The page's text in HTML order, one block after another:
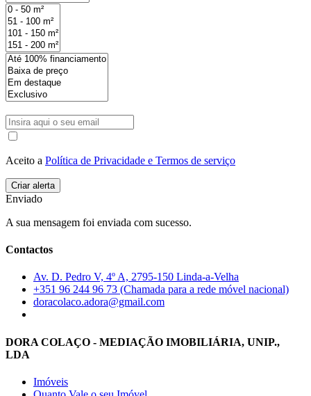
Aceito a Política de Privacidade e Termos de serviço
Enviado
A sua mensagem foi enviada com sucesso.
Contactos
Av. D. Pedro V, 4º A, 2795-150 Linda-a-Velha
+351 96 244 96 73 (Chamada para a rede móvel nacional)
doracolaco.adora@gmail.com
DORA COLAÇO - MEDIAÇÃO IMOBILIÁRIA, UNIP.,
LDA
Imóveis